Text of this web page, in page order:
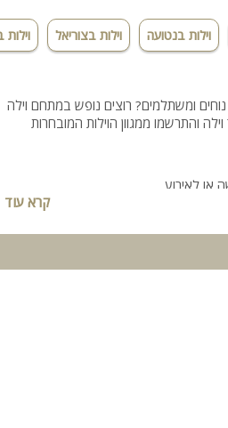
וילות בנטועה וילות בצוריאל
ומשתלמים? רוצים נופש במתחם וילה
והתרשמו ממגוון הוילות המובחרות
או לאירוע
קרא עוד